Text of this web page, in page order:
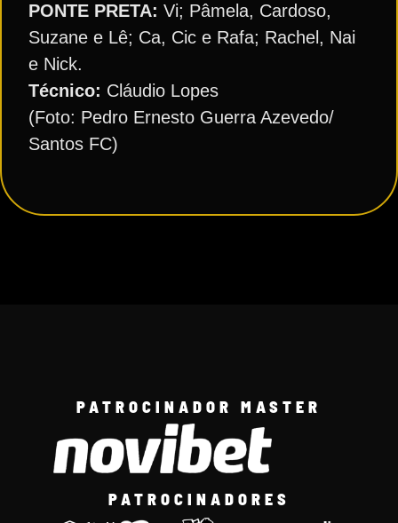
PONTE PRETA: Vi; Pâmela, Cardoso,
Suzane e Lê; Ca, Cic e Rafa; Rachel, Nai
e Nick.
Técnico: Cláudio Lopes
(Foto: Pedro Ernesto Guerra Azevedo/
Santos FC)
PATROCINADOR MASTER
PATROCINADORES